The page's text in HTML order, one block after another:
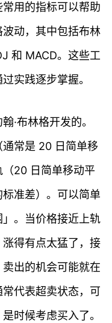
用的指标可以帮助
动，其中包括布林
和 MACD。这些工
实践逐步掌握。
·布林格开发的。
常是 20 日简单移
20 日简单移动平
准差）。可以简单
。当价格接近上轨
得有点太猛了，接
出的机会可能就在
代表超卖状态，可
时候考虑买入了。